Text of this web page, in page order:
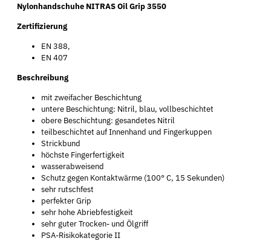
Nylonhandschuhe NITRAS Oil Grip 3550
Zertifizierung
EN 388,
EN 407
Beschreibung
mit zweifacher Beschichtung
untere Beschichtung: Nitril, blau, vollbeschichtet
obere Beschichtung: gesandetes Nitril
teilbeschichtet auf Innenhand und Fingerkuppen
Strickbund
höchste Fingerfertigkeit
wasserabweisend
Schutz gegen Kontaktwärme (100° C, 15 Sekunden)
sehr rutschfest
perfekter Grip
sehr hohe Abriebfestigkeit
sehr guter Trocken- und Ölgriff
PSA-Risikokategorie II